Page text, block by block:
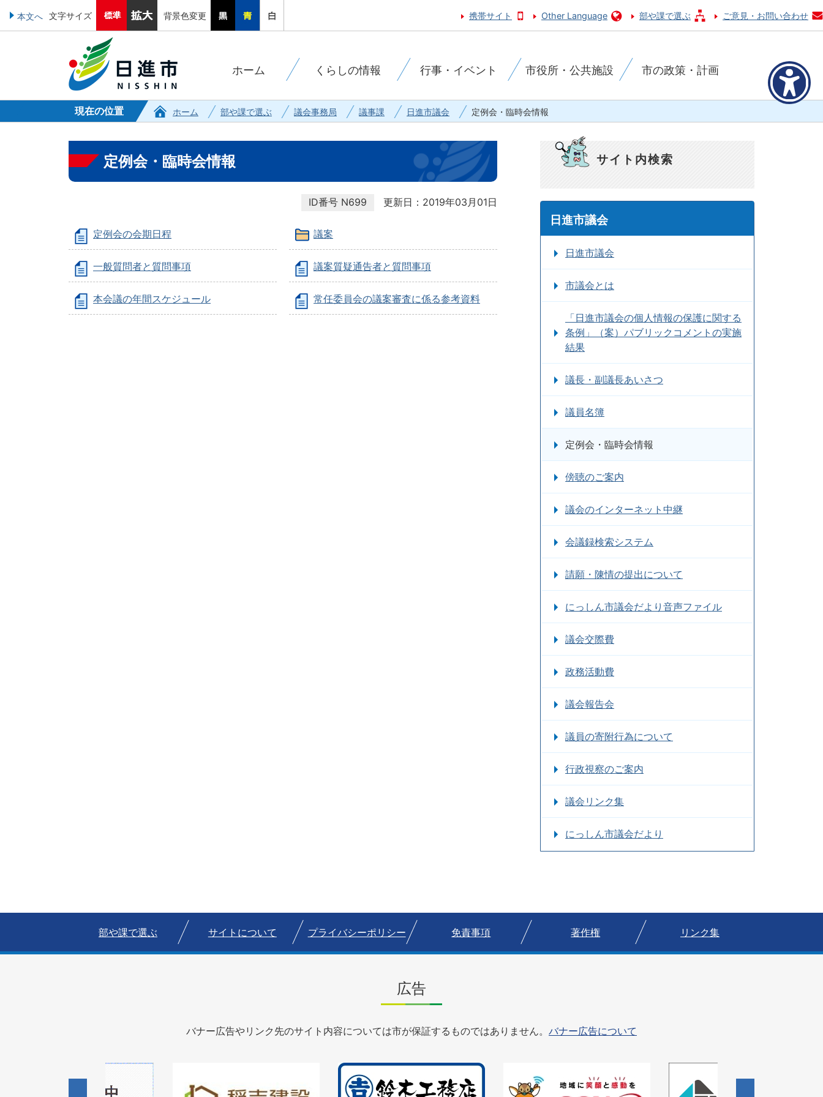
本文へ 文字サイズ 背景色変更 携帯サイト Other Language 部や課で選ぶ ご意見・お問い合わせ
ホーム くらしの情報 行事・イベント 市役所・公共施設 市の政策・計画
現在の位置 ホーム 部や課で選ぶ 議会事務局 議事課 日進市議会 定例会・臨時会情報
定例会・臨時会情報
ID番号 N699 更新日：2019年03月01日
定例会の会期日程 議案
一般質問者と質問事項 議案質疑通告者と質問事項
本会議の年間スケジュール 常任委員会の議案審査に係る参考資料
サイト内検索
日進市議会
日進市議会
市議会とは
「日進市議会の個人情報の保護に関する
条例」（案）パブリックコメントの実施
結果
議長・副議長あいさつ
議員名簿
定例会・臨時会情報
傍聴のご案内
議会のインターネット中継
会議録検索システム
請願・陳情の提出について
にっしん市議会だより音声ファイル
議会交際費
政務活動費
議会報告会
議員の寄附行為について
行政視察のご案内
議会リンク集
にっしん市議会だより
部や課で選ぶ サイトについて プライバシーポリシー 免責事項 著作権 リンク集
広告
バナー広告やリンク先のサイト内容については市が保証するものではありません。 バナー広告について
2
枚
枚